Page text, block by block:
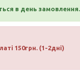
в день
150грн. (1-2дні)